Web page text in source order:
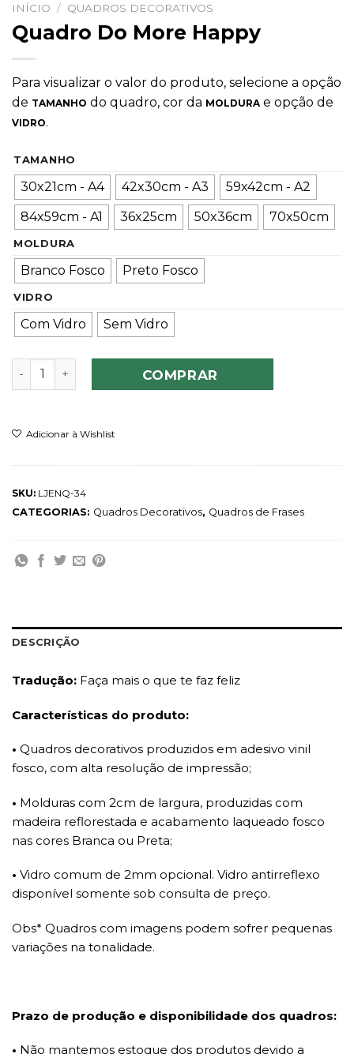
INÍCIO / QUADROS DECORATIVOS
Quadro Do More Happy
Para visualizar o valor do produto, selecione a opção
de TAMANHO do quadro, cor da MOLDURAe opção de
VIDRO.
TAMANHO
30x21cm - A4 42x30cm - A3
59x42cm - A2
84x59cm - A1
36x25cm 50x36cm 70x50cm
MOLDURA
Branco Fosco Preto Fosco
VIDRO
Com Vidro Sem Vidro
Quadro Do More Happy quantidade
COMPRAR
Adicionar à Wishlist
SKU: LJENQ-34
CATEGORIAS: Quadros Decorativos, Quadros de Frases
DESCRIÇÃO
Tradução: Faça mais o que te faz feliz
Características do produto:
• Quadros decorativos produzidos em adesivo vinil
fosco, com alta resolução de impressão;
• Molduras com 2cm de largura, produzidas com
madeira reflorestada e acabamento laqueado fosco
nas cores Branca ou Preta;
• Vidro comum de 2mm opcional. Vidro antirreflexo
disponível somente sob consulta de preço.
Obs* Quadros com imagens podem sofrer pequenas
variações na tonalidade.
Prazo de produção e disponibilidade dos quadros:
• Não mantemos estoque dos produtos devido a